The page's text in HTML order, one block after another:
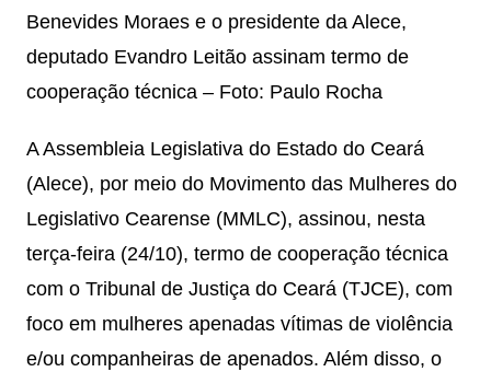
Benevides Moraes e o presidente da Alece,
deputado Evandro Leitão assinam termo de
cooperação técnica – Foto: Paulo Rocha
A Assembleia Legislativa do Estado do Ceará
(Alece), por meio do Movimento das Mulheres do
Legislativo Cearense (MMLC), assinou, nesta
terça-feira (24/10), termo de cooperação técnica
com o Tribunal de Justiça do Ceará (TJCE), com
foco em mulheres apenadas vítimas de violência
e/ou companheiras de apenados. Além disso, o